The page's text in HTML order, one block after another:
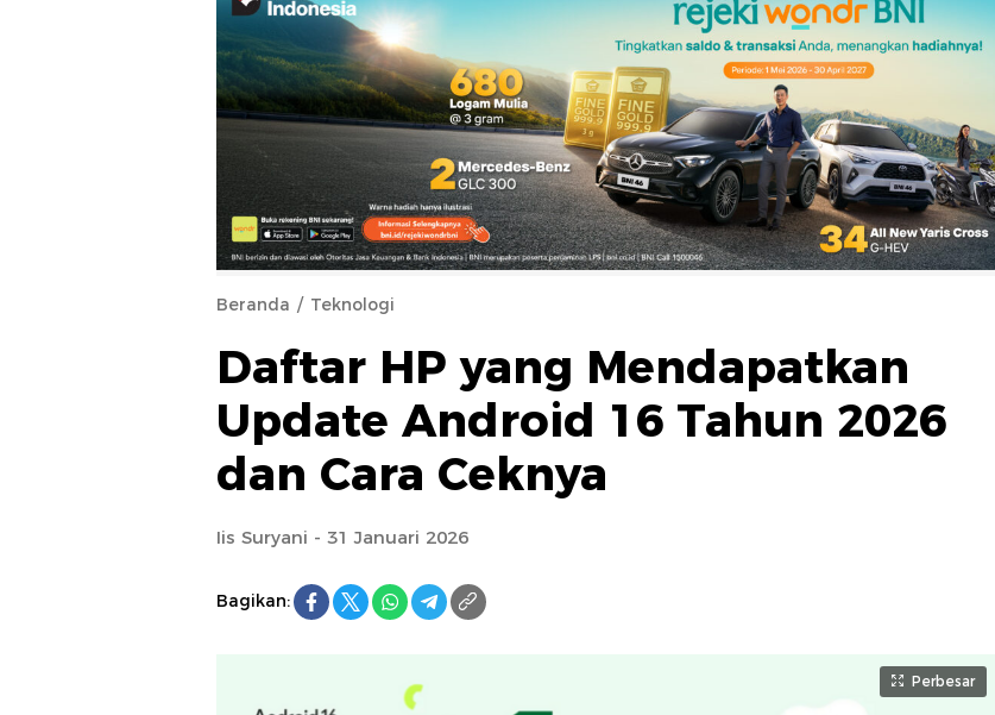
Beranda Teknologi
Daftar HP yang Mendapatkan
Update Android 16 Tahun 2026
dan Cara Ceknya
Iis Suryani - 31 Januari 2026
Bagikan:
Perbesar